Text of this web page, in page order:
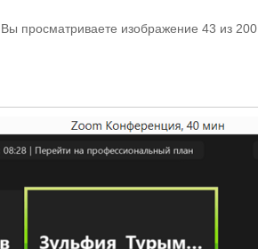
. Вы просматриваете изображение 43 из 200